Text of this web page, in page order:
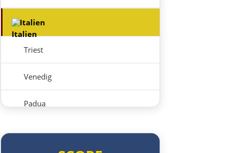
Italien
Triest
Venedig
Padua
Ferrara